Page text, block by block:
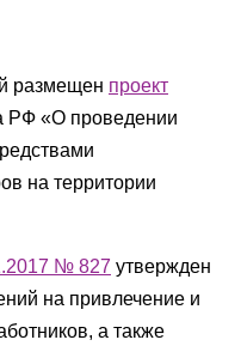
размещен проект
РФ «О проведении
на территории
№ 827 утвержден
на привлечение и
а также